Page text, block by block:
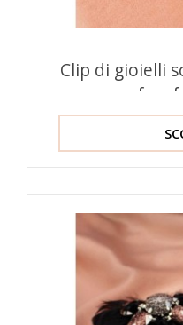
Clip di gioielli